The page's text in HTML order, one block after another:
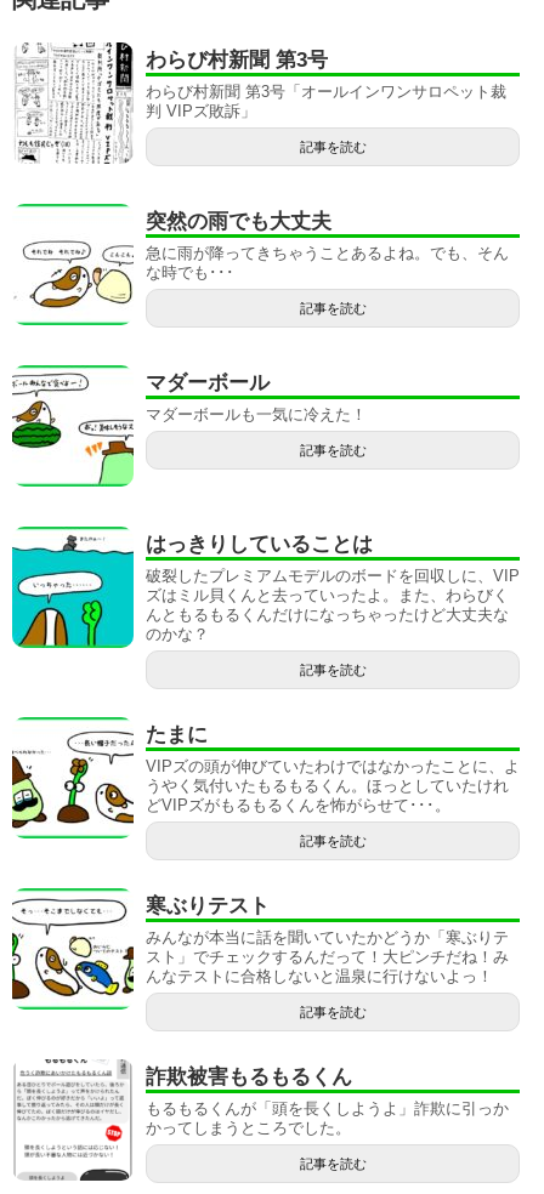
わらび村新聞 第3号
わらび村新聞 第3号「オールインワンサロペット裁
判 VIPズ敗訴」
記事を読む
突然の雨でも大丈夫
急に雨が降ってきちゃうことあるよね。でも、そん
な時でも･･･
記事を読む
マダーボール
マダーボールも一気に冷えた！
記事を読む
はっきりしていることは
破裂したプレミアムモデルのボードを回収しに、VIP
ズはミル貝くんと去っていったよ。また、わらびく
んともるもるくんだけになっちゃったけど大丈夫な
のかな？
記事を読む
たまに
VIPズの頭が伸びていたわけではなかったことに、よ
うやく気付いたもるもるくん。ほっとしていたけれ
どVIPズがもるもるくんを怖がらせて･･･。
記事を読む
寒ぶりテスト
みんなが本当に話を聞いていたかどうか「寒ぶりテ
スト」でチェックするんだって！大ピンチだね！み
んなテストに合格しないと温泉に行けないよっ！
記事を読む
詐欺被害もるもるくん
もるもるくんが「頭を長くしようよ」詐欺に引っか
かってしまうところでした。
記事を読む